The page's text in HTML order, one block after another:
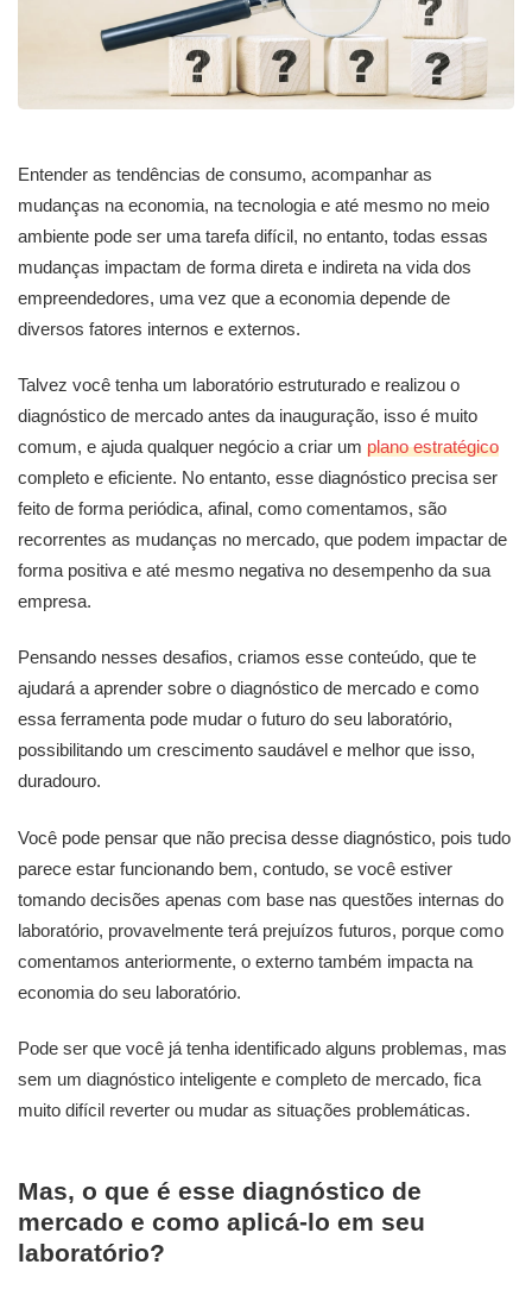
Entender as tendências de consumo, acompanhar as
mudanças na economia, na tecnologia e até mesmo no meio
ambiente pode ser uma tarefa difícil, no entanto, todas essas
mudanças impactam de forma direta e indireta na vida dos
empreendedores, uma vez que a economia depende de
diversos fatores internos e externos.
Talvez você tenha um laboratório estruturado e realizou o
diagnóstico de mercado antes da inauguração, isso é muito
comum, e ajuda qualquer negócio a criar um plano estratégico
completo e eficiente. No entanto, esse diagnóstico precisa ser
feito de forma periódica, afinal, como comentamos, são
recorrentes as mudanças no mercado, que podem impactar de
forma positiva e até mesmo negativa no desempenho da sua
empresa.
Pensando nesses desafios, criamos esse conteúdo, que te
ajudará a aprender sobre o diagnóstico de mercado e como
essa ferramenta pode mudar o futuro do seu laboratório,
possibilitando um crescimento saudável e melhor que isso,
duradouro.
Você pode pensar que não precisa desse diagnóstico, pois tudo
parece estar funcionando bem, contudo, se você estiver
tomando decisões apenas com base nas questões internas do
laboratório, provavelmente terá prejuízos futuros, porque como
comentamos anteriormente, o externo também impacta na
economia do seu laboratório.
Pode ser que você já tenha identificado alguns problemas, mas
sem um diagnóstico inteligente e completo de mercado, fica
muito difícil reverter ou mudar as situações problemáticas.
Mas, o que é esse diagnóstico de
mercado e como aplicá-lo em seu
laboratório?